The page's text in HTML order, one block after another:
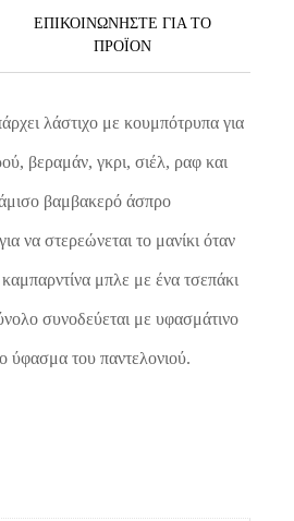
ΕΠΙΚΟΙΝΩΝΗΣΤΕ ΓΙΑ ΤΟ
ΠΡΟΪOΝ
λάστιχο με κουμπότρυπα για
βεραμάν, γκρι, σιέλ, ραφ και
βαμβακερό άσπρο
να στερεώνεται το μανίκι όταν
μπλε με ένα τσεπάκι
συνοδεύεται με υφασμάτινο
ύφασμα του παντελονιού.